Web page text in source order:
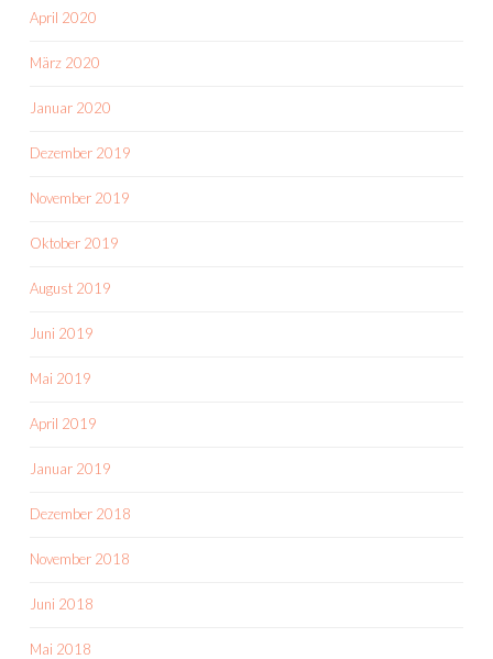
April 2020
März 2020
Januar 2020
Dezember 2019
November 2019
Oktober 2019
August 2019
Juni 2019
Mai 2019
April 2019
Januar 2019
Dezember 2018
November 2018
Juni 2018
Mai 2018